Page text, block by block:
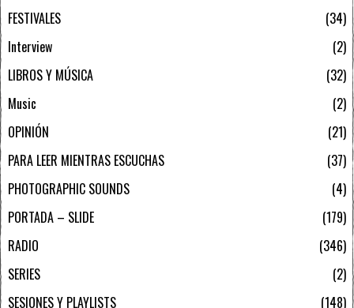
FESTIVALES
34
Interview
2
LIBROS Y MÚSICA
32
Music
2
OPINIÓN
21
PARA LEER MIENTRAS ESCUCHAS
37
PHOTOGRAPHIC SOUNDS
4
PORTADA – SLIDE
179
RADIO
346
SERIES
2
SESIONES Y PLAYLISTS
148